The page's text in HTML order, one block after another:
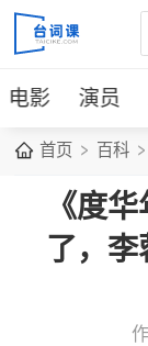
电影 演员
首页 百科
《度
了，